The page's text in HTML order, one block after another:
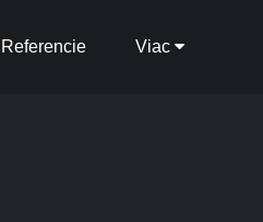
Referencie Viac